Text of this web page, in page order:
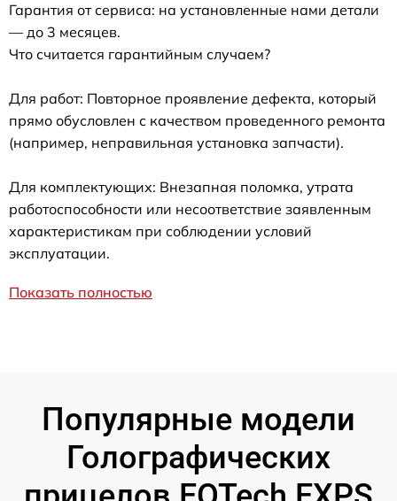
Гарантия от сервиса: на установленные нами детали
— до 3 месяцев.
Что считается гарантийным случаем?
Для работ: Повторное проявление дефекта, который
прямо обусловлен с качеством проведенного ремонта
(например, неправильная установка запчасти).
Для комплектующих: Внезапная поломка, утрата
работоспособности или несоответствие заявленным
характеристикам при соблюдении условий
эксплуатации.
Показать полностью
Популярные модели
Голографических